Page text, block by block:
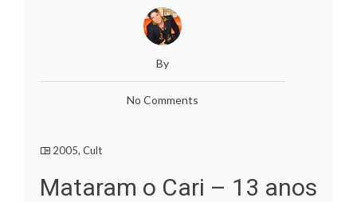
By
No Comments
2005, Cult
Mataram o Cari – 13 anos